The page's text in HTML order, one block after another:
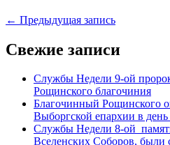
← Предыдущая запись
Свежие записи
Службы Недели 9-ой
Рощинского благочиния
Благочинный Рощинского
Выборгской епархии в
Службы Недели 8-ой
Вселенских Соборов,